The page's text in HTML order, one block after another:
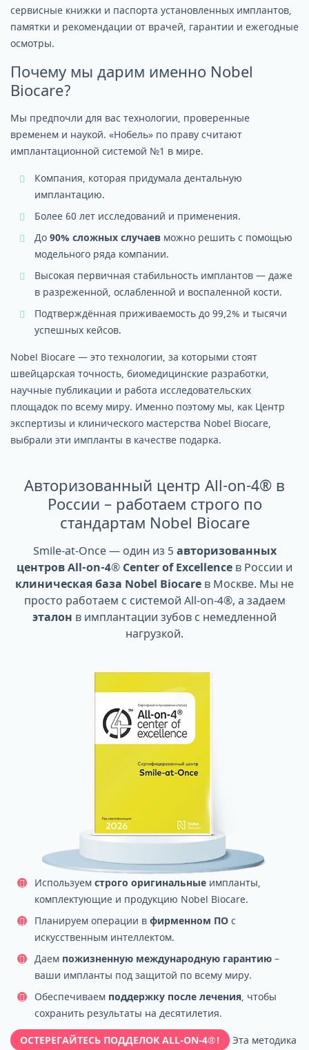
сервисные книжки и паспорта установленных имплантов,
памятки и рекомендации от врачей, гарантии и ежегодные
осмотры.
Почему мы дарим именно Nobel
Biocare?
Мы предпочли для вас технологии, проверенные
временем и наукой. «Нобель» по праву считают
имплантационной системой №1 в мире.
Компания, которая придумала дентальную
имплантацию.
Более 60 лет исследований и применения.
До 90% сложных случаев можно решить с помощью
модельного ряда компании.
Высокая первичная стабильность имплантов — даже
в разреженной, ослабленной и воспаленной кости.
Подтверждённая приживаемость до 99,2% и тысячи
успешных кейсов.
Nobel Biocare — это технологии, за которыми стоят
швейцарская точность, биомедицинские разработки,
научные публикации и работа исследовательских
площадок по всему миру. Именно поэтому мы, как Центр
экспертизы и клинического мастерства Nobel Biocare,
выбрали эти импланты в качестве подарка.
Авторизованный центр All-on-4® в
России – работаем строго по
стандартам Nobel Biocare
Smile-at-Once — один из 5 авторизованных
центров All-on-4® Center of Excellence в России и
клиническая база Nobel Biocare в Москве. Мы не
просто работаем с системой All-on-4®, а задаем
эталон в имплантации зубов с немедленной
нагрузкой.
Используем строго оригинальные импланты,
комплектующие и продукцию Nobel Biocare.
Планируем операции в фирменном ПО с
искусственным интеллектом.
Даем пожизненную международную гарантию –
ваши импланты под защитой по всему миру.
Обеспечиваем поддержку после лечения, чтобы
сохранить результаты на десятилетия.
ОСТЕРЕГАЙТЕСЬ ПОДДЕЛОК ALL-ON-4®!
Эта методика